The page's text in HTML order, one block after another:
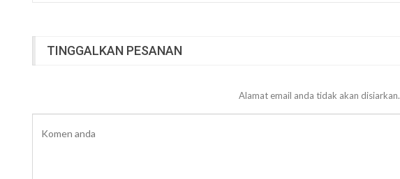
TINGGALKAN PESANAN
Alamat email anda tidak akan disiarkan.